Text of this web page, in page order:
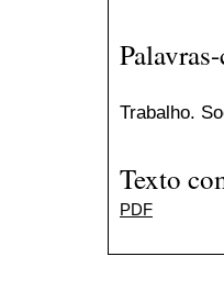
Trabalho.
Texto
PDF